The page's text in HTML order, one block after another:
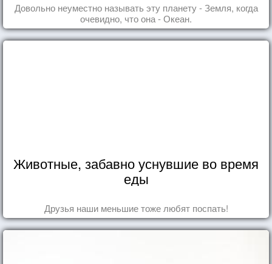
Довольно неуместно называть эту планету - Земля, когда
очевидно, что она - Океан.
Животные, забавно уснувшие во время
еды
Друзья наши меньшие тоже любят поспать!